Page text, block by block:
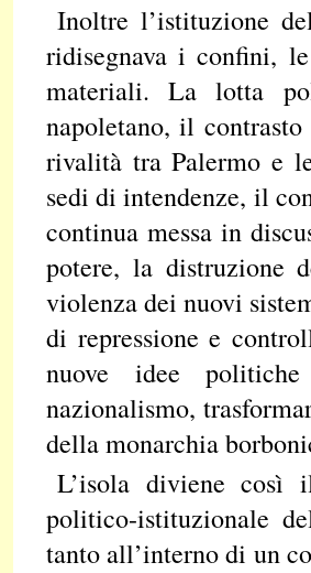
Inoltre l’istituzione
ridisegnava i confini,
materiali. La lotta
napoletano, il
rivalità tra Palermo e
sedi di intendenze, il
continua messa in
potere, la distruzione
violenza dei nuovi
di repressione e
nuove idee
nazionalismo,
della monarchia
L’isola diviene così
politico-istituzionale
tanto all’interno di un